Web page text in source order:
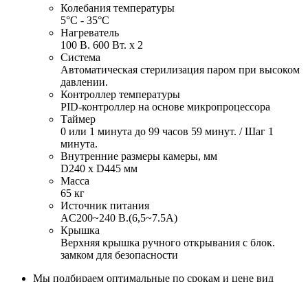
Колебания температуры
5°С - 35°С
Нагреватель
100 В. 600 Вт. х 2
Система
Автоматическая стерилизация паром при высоком
давлении.
Контроллер температуры
PID-контроллер на основе микропроцессора
Таймер
0 или 1 минута до 99 часов 59 минут. / Шаг 1
минута.
Внутренние размеры камеры, мм
D240 х D445 мм
Масса
65 кг
Источник питания
AC200~240 В.(6,5~7.5A)
Крышка
Верхняя крышка ручного открывания с блок.
замком для безопасности
Мы подбираем оптимальные по срокам и цене вид